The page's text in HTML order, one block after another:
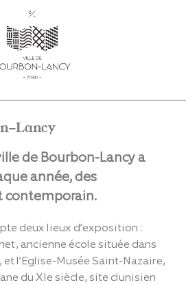
Lancy
de Bourbon-Lancy a
année, des
contemporain.
deux lieux d’exposition :
ancienne école située dans
l’Eglise-Musée Saint-Nazaire,
du XIe siècle, site clunisien